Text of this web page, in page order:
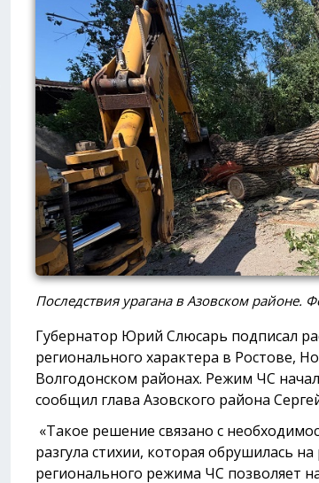
Последствия урагана в Азовском районе.
Губернатор Юрий Слюсарь подписал
регионального характера в Ростове,
Волгодонском районах. Режим ЧС начал
сообщил глава Азовского района
«Такое решение связано с
разгула стихии, которая обрушилась
регионального режима ЧС позволяет